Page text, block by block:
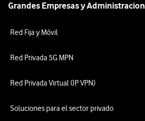
Grandes Empresas y
Red Fija y Móvil
Red Privada 5G MPN
Red Privada Virtual (IP VPN)
Soluciones para el sector privado